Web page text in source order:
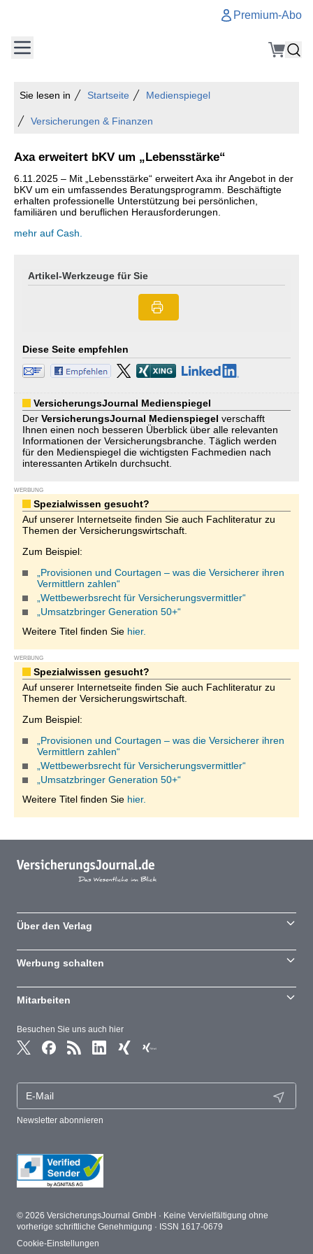
Premium-Abo
Sie lesen in Startseite Medienspiegel
Versicherungen & Finanzen
Axa erweitert bKV um „Lebensstärke“
6.11.2025 – Mit „Lebensstärke“ erweitert Axa ihr Angebot in der
bKV um ein umfassendes Beratungsprogramm. Beschäftigte
erhalten professionelle Unterstützung bei persönlichen,
familiären und beruflichen Herausforderungen.
mehr auf Cash.
Artikel-Werkzeuge für Sie
Diese Seite empfehlen
VersicherungsJournal Medienspiegel
Der VersicherungsJournal Medienspiegel verschafft
Ihnen einen noch besseren Überblick über alle relevanten
Informationen der Versicherungsbranche. Täglich werden
für den Medienspiegel die wichtigsten Fachmedien nach
interessanten Artikeln durchsucht.
WERBUNG
Spezialwissen gesucht?
Auf unserer Internetseite finden Sie auch Fachliteratur zu
Themen der Versicherungswirtschaft.
Zum Beispiel:
„Provisionen und Courtagen – was die Versicherer ihren
Vermittlern zahlen“
„Wettbewerbsrecht für Versicherungsvermittler“
„Umsatzbringer Generation 50+“
Weitere Titel finden Sie hier.
WERBUNG
Spezialwissen gesucht?
Auf unserer Internetseite finden Sie auch Fachliteratur zu
Themen der Versicherungswirtschaft.
Zum Beispiel:
„Provisionen und Courtagen – was die Versicherer ihren
Vermittlern zahlen“
„Wettbewerbsrecht für Versicherungsvermittler“
„Umsatzbringer Generation 50+“
Weitere Titel finden Sie hier.
Besuchen Sie uns auch hier
Newsletter abonnieren
Über den Verlag
Werbung schalten
Mitarbeiten
© 2026 VersicherungsJournal GmbH · Keine Vervielfältigung ohne
vorherige schriftliche Genehmigung · ISSN 1617-0679
Cookie-Einstellungen